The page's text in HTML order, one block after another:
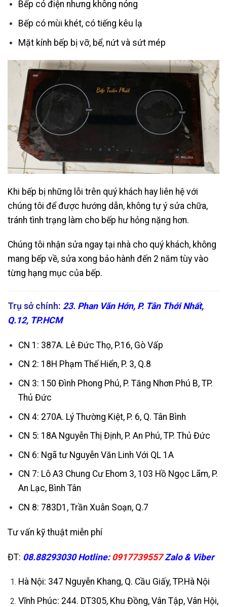
Bếp có điện nhưng không nóng
Bếp có mùi khét, có tiếng kêu lạ
Mặt kính bếp bị vỡ, bể, nứt và sứt mép
Khi bếp bị những lỗi trên quý khách hay liên hệ với
chúng tôi để được hướng dẫn, không tự ý sửa chữa,
tránh tình trạng làm cho bếp hư hỏng nặng hơn.
Chúng tôi nhận sửa ngay tại nhà cho quý khách, không
mang bếp về, sửa xong bảo hành đến 2 năm tùy vào
từng hạng mục của bếp.
Trụ sở chính: 23. Phan Văn Hớn, P. Tân Thới Nhất,
Q.12, TP.HCM
CN 1: 387A. Lê Đức Thọ, P.16, Gò Vấp
CN 2: 18H Phạm Thế Hiển, P. 3, Q.8
CN 3: 150 Đình Phong Phú, P. Tăng Nhơn Phú B, TP.
Thủ Đức
CN 4: 270A. Lý Thường Kiệt, P. 6, Q. Tân Bình
CN 5: 18A Nguyễn Thị Định, P. An Phú, TP. Thủ Đức
CN 6: Ngã tư Nguyễn Văn Linh Với QL 1A
CN 7: Lô A3 Chung Cư Ehom 3, 103 Hồ Ngọc Lãm, P.
An Lạc, Bình Tân
CN 8: 783D1, Trần Xuân Soạn, Q.7
Tư vấn kỹ thuật miễn phí
ĐT: 08.88293030 Hotline: 0917739557Zalo & Viber
Hà Nội: 347 Nguyễn Khang, Q. Cầu Giấy, TP.Hà Nội
Vĩnh Phúc: 244. DT305, Khu Đồng, Vân Tập, Vân Hội,